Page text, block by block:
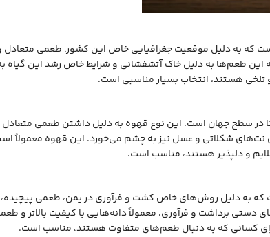
که به دلیل موقعیت جغرافیایی خاص این کشور، طعمی متعادل
این طعم‌ها به دلیل خاک آتشفشانی و شرایط خاص رشد این
تلخی هستند، انتخاب بسیار مناسبی است.
در سطح جهان است. این نوع قهوه به دلیل داشتن طعمی متعادل
نت‌های شکلاتی و عسل نیز به چشم می‌خورد. این قهوه معمولاً
و دلپذیر هستند، مناسب است.
که به دلیل روش‌های خاص کشت و فرآوری در یمن، طعمی
برداشت و فرآوری، معمولاً دانه‌هایی با کیفیت بالاتر و
کسانی که به دنبال طعم‌های متفاوت هستند، مناسب است.